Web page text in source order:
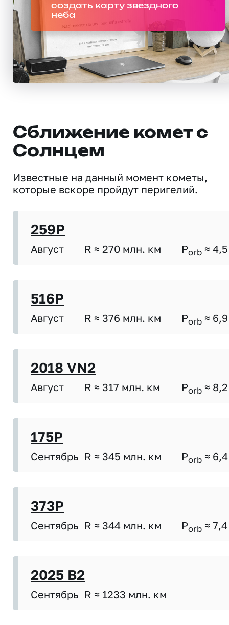
создать карту звездного
неба
Сближение комет с
Солнцем
Известные на данный момент кометы,
которые вскоре пройдут перигелий.
259P
Август R ≈ 270 млн. км Porb ≈ 4,5
516P
Август R ≈ 376 млн. км Porb ≈ 6,9
2018 VN2
Август R ≈ 317 млн. км Porb ≈ 8,2
175P
Сентябрь R ≈ 345 млн. км Porb ≈ 6,4
373P
Сентябрь R ≈ 344 млн. км Porb ≈ 7,4
2025 B2
Сентябрь R ≈ 1233 млн. км